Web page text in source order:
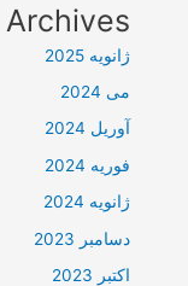
Archives
ژانویه 2025
می 2024
آوریل 2024
فوریه 2024
ژانویه 2024
دسامبر 2023
اکتبر 2023